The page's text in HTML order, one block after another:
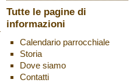
Tutte le pagine di
informazioni
Calendario parrocchiale
Storia
Dove siamo
Contatti